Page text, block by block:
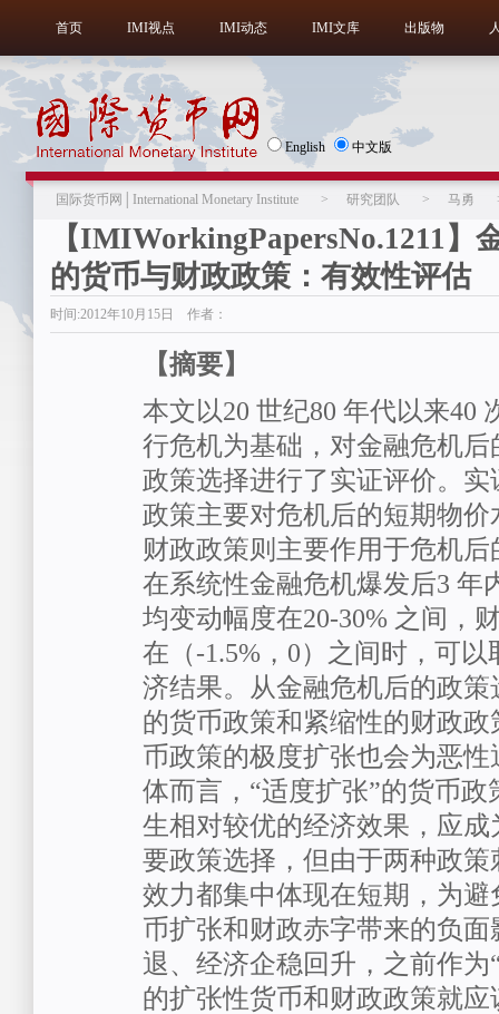
首页 IMI视点 IMI动态 IMI文库 出版物
English 中文版
国际货币网│International Monetary Institute > 研究团队 > 马勇
【IMIWorkingPapersNo.1211】
的货币与财政政策：有效性评估
时间:2012年10月15日 作者：
【摘要】
本文以20 世纪80 年代以来40
行危机为基础，对金融危机
政策选择进行了实证评价。
政策主要对危机后的短期物
财政政策则主要作用于危机
在系统性金融危机爆发后3 年
均变动幅度在20-30% 之间，
在（-1.5%，0）之间时，可
济结果。从金融危机后的政
的货币政策和紧缩性的财政
币政策的极度扩张也会为恶
体而言，“适度扩张”的货币
生相对较优的经济效果，应
要政策选择，但由于两种政
效力都集中体现在短期，为
币扩张和财政赤字带来的负
退、经济企稳回升，之前作为
的扩张性货币和财政政策就